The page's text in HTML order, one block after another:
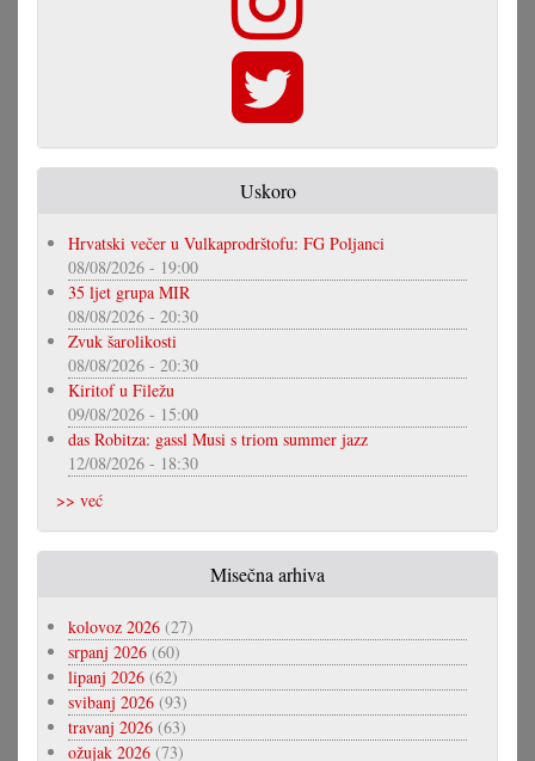
Uskoro
Hrvatski večer u Vulkaprodrštofu: FG Poljanci
08/08/2026 - 19:00
35 ljet grupa MIR
08/08/2026 - 20:30
Zvuk šarolikosti
08/08/2026 - 20:30
Kiritof u Filežu
09/08/2026 - 15:00
das Robitza: gassl Musi s triom summer jazz
12/08/2026 - 18:30
>> već
Misečna arhiva
kolovoz 2026 (27)
srpanj 2026 (60)
lipanj 2026 (62)
svibanj 2026 (93)
travanj 2026 (63)
ožujak 2026 (73)